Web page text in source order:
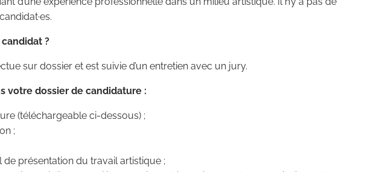
?
sur dossier et est suivie d’un entretien avec un jury.
votre dossier de candidature :
(téléchargeable ci-dessous) ;
;
de présentation du travail artistique ;